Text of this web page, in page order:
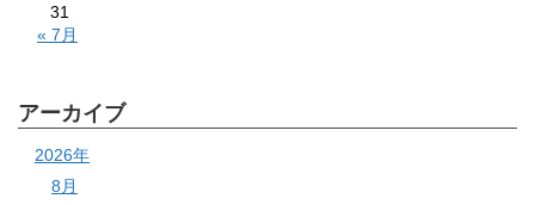
31
« 7月
アーカイブ
2026年
8月